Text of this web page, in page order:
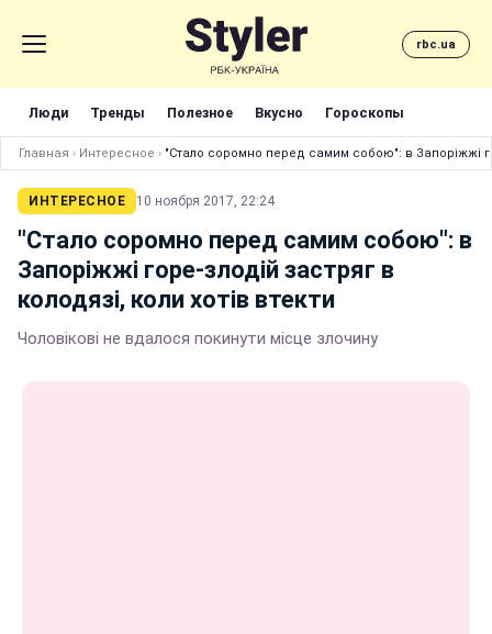
rbc.ua
Люди Тренды Полезное Вкусно Гороскопы
Главная › Интересное › "Стало соромно перед самим собою": в Запоріжжі
ИНТЕРЕСНОЕ 10 ноября 2017, 22:24
"Стало соромно перед самим собою": в
Запоріжжі горе-злодій застряг в
колодязі, коли хотів втекти
Чоловікові не вдалося покинути місце злочину